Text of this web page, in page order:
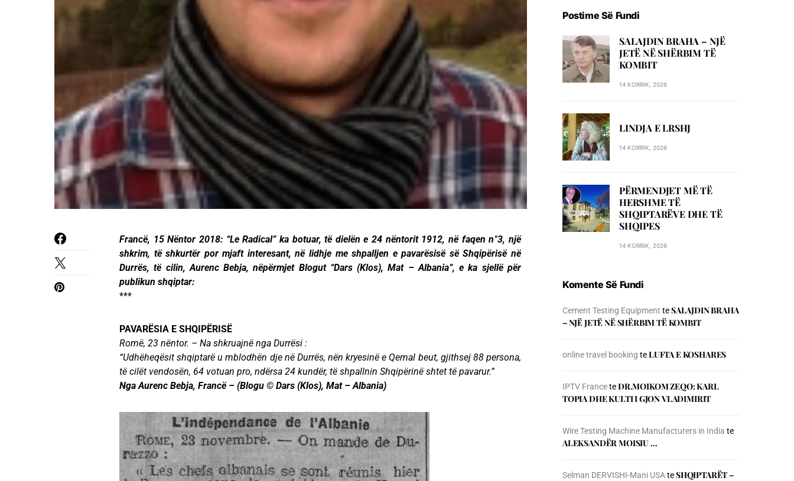
Francë, 15 Nëntor 2018: “Le Radical” ka botuar, të dielën e 24 nëntorit 1912, në faqen n°3, një
shkrim, të shkurtër por mjaft interesant, në lidhje me shpalljen e pavarësisë së Shqipërisë në
Durrës, të cilin, Aurenc Bebja, nëpërmjet Blogut “Dars (Klos), Mat – Albania”, e ka sjellë për
publikun shqiptar:
***
PAVARËSIA E SHQIPËRISË
Romë, 23 nëntor. – Na shkruajnë nga Durrësi :
“Udhëheqësit shqiptarë u mblodhën dje në Durrës, nën kryesinë e Qemal beut, gjithsej 88 persona,
të cilët vendosën, 64 votuan pro, ndërsa 24 kundër, të shpallnin Shqipërinë shtet të pavarur.”
Nga Aurenc Bebja, Francë – (Blogu © Dars (Klos), Mat – Albania)
Postime Së Fundi
SALAJDIN BRAHA – NJЁ
JETЁ NЁ SHЁRBIM TЁ
KOMBIT
14 KORRIK, 2026
LINDJA E LRSHJ
14 KORRIK, 2026
PËRMENDJET MË TË
HERSHME TË
SHQIPTARËVE DHE TË
SHQIPES
14 KORRIK, 2026
Komente Së Fundi
Cement Testing Equipment teSALAJDIN BRAHA
– NJЁ JETЁ NЁ SHЁRBIM TЁ KOMBIT
online travel booking teLUFTA E KOSHARES
IPTV FranceteDR.MOIKOM ZEQO: KARL
TOPIA DHE KULTI I GJON VLADIMIRIT
Wire Testing Machine Manufacturers in India te
ALEKSANDËR MOISIU …
Selman DERVISHI-Mani USAteSHQIPTARËT –